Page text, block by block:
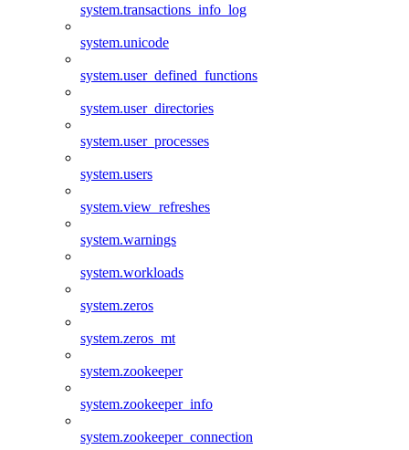
system.transactions_info_log
system.unicode
system.user_defined_functions
system.user_directories
system.user_processes
system.users
system.view_refreshes
system.warnings
system.workloads
system.zeros
system.zeros_mt
system.zookeeper
system.zookeeper_info
system.zookeeper_connection